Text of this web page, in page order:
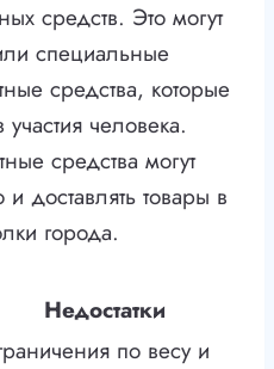
средств. Это могут
специальные
средства, которые
человека.
средства могут
и доставлять товары в
города.
Недостатки
по весу и